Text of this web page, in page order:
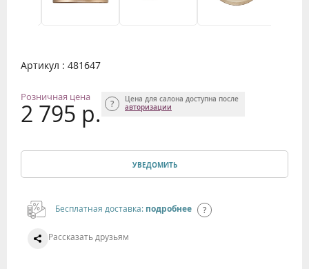
Артикул : 481647
Розничная цена
2 795 р.
Цена для салона доступна после
авторизации
УВЕДОМИТЬ
Бесплатная доставка: подробнее
Рассказать друзьям